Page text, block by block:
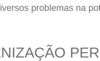
problemas na